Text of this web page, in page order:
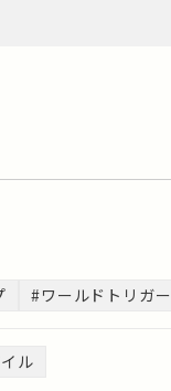
#ワールドトリガー
ル